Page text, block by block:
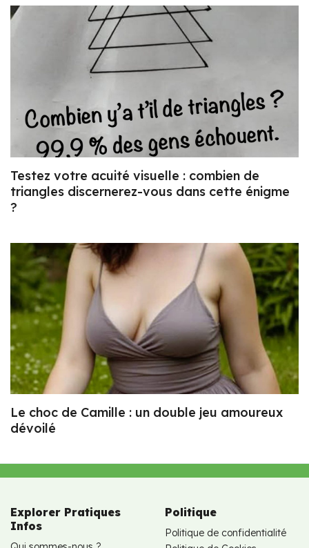
Testez votre acuité visuelle : combien de
triangles discernerez-vous dans cette énigme
?
Le choc de Camille : un double jeu amoureux
dévoilé
Explorer Pratiques
Infos
Politique
Politique de confidentialité